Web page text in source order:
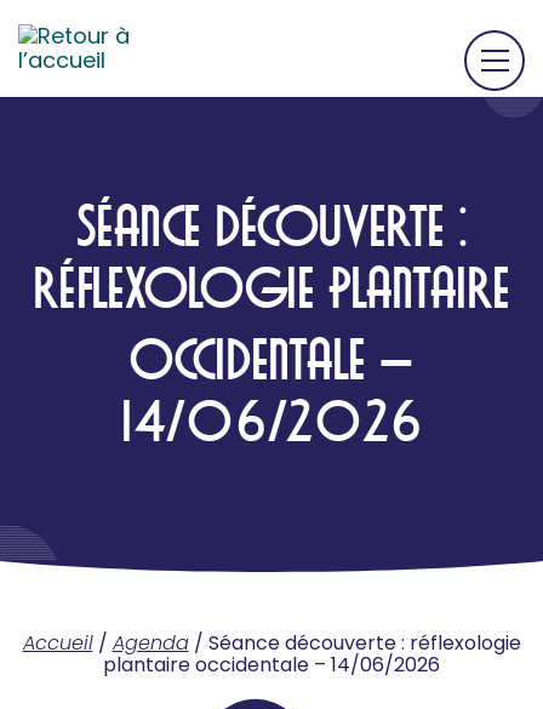
SÉANCE DÉCOUVERTE :
RÉFLEXOLOGIE PLANTAIRE
OCCIDENTALE –
14/06/2026
Accueil/ Agenda/ Séance découverte : réflexologie
plantaire occidentale – 14/06/2026